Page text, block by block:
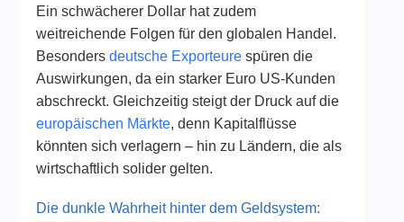
Ein schwächerer Dollar hat zudem
weitreichende Folgen für den globalen Handel.
Besonders deutsche Exporteure spüren die
Auswirkungen, da ein starker Euro US-Kunden
abschreckt. Gleichzeitig steigt der Druck auf die
europäischen Märkte, denn Kapitalflüsse
könnten sich verlagern – hin zu Ländern, die als
wirtschaftlich solider gelten.
Die dunkle Wahrheit hinter dem Geldsystem: